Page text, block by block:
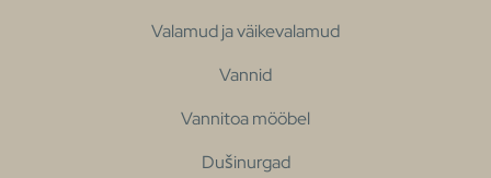
Valamud ja väikevalamud
Vannid
Vannitoa mööbel
Dušinurgad